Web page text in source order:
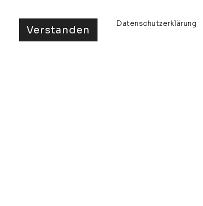
ausstellungen presse
Verstanden
Datenschutzerklärung